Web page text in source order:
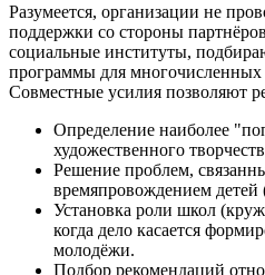
Разумеется, организации не
поддержки со стороны
социальные институты,
программы для
Совместные усилия позволяют
Определение наиболее
художественного
Решение проблем,
времяпровождением детей
Установка роли школ
когда дело касается
молодёжи.
Подбор рекомендаций